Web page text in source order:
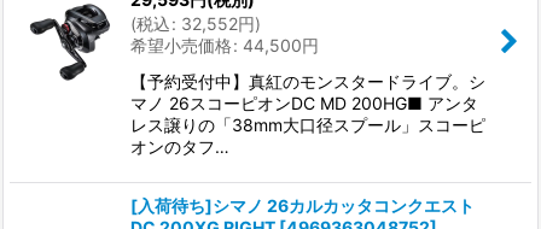
(税込: 32,552円)
希望小売価格: 44,500円
【予約受付中】真紅のモンスタードライブ。シ
マノ 26スコーピオンDC MD 200HG■ アンタ
レス譲りの「38mm大口径スプール」スコーピ
オンのタフ…
[入荷待ち]シマノ 26カルカッタコンクエスト